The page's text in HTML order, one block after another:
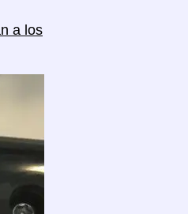
a los